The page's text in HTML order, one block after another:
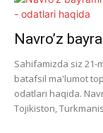
Navro’z
Sahifamizda siz
batafsil ma'lumot
odatlari haqida.
Tojikiston,